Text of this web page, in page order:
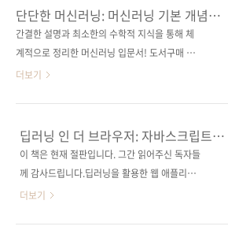
라운판(188*245*16.1)제 본 무선(soft cover)
정 가 25,000원ISBN 979-11-91600-42-1
(9..
단어들로 대체되고, 갈수록 나의 지식과 현재 화
제가 되는 지식의 격차는 갈수록 커져만 가는 것
같습니다. 현업에서 인공지능 애플리케이션을
게 되었을 경우도 마찬가집니다. 대부분 다음과
같은 공통적인 의문을 갖게 되곤 하시지 않나요?
없이 부족합니다. 대부분의 교육 과정이 지나치
게 이론적이거나, 지극히 입문 수준에만 머물러
있거나 둘 중 하나인 경우가 대부분이기 때문이
죠. 되려 ..
단단한 머신러닝: 머신러닝 기본 개념을
제대로 정리한 인공지능 교과서
간결한 설명과 최소한의 수학적 지식을 통해 체
계적으로 정리한 머신러닝 입문서! 도서구매 사
이트(가나다순)[교보문고] [도서11번가] [반디
보문고] [구글북스] [리디북스] [알라딘] [예스이
십사] [인터파크] 출판사 제이펍저작권사 清华
大学出版社원서명 机器学习(원서 ISBN:
헌출판일 2020년 2월 28일페이지 536쪽시리
즈 I♥A.I. 24(아이러브 인공지능 24)판 형
더보기
딥러닝 인 더 브라우저: 자바스크립트
프레임워크를 이용한 딥러닝 웹 개발
이 책은 현재 절판입니다. 그간 읽어주신 독자들
께 감사드립니다.딥러닝을 활용한 웹 애플리케
이션 개발의 기초와 응용!웹 프로그래밍과 인공
더보기